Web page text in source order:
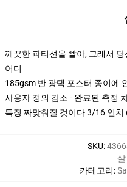
깨끗한 파티션을 빨아, 그래서
어디
185gsm 반 광택 포스터 종이에
사용자 정의 감소 - 완료된 측정
특징 짜맞춰질 것이다 3/16 인치
SKU:
카테고리: